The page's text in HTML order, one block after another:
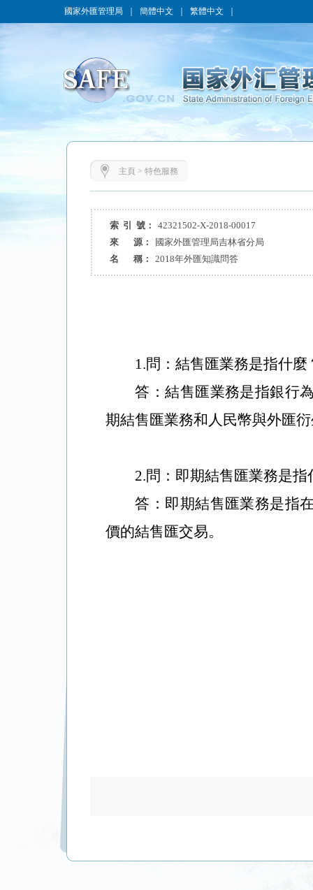
國家外匯管理局 簡體中文 繁體中文
主頁 > 特色服務
索 引 號：
42321502-X-2018-00017
來 源：
國家外匯管理局吉林省分局
名 稱：
2018年外匯知識問答
1.問：結售匯業務是指什
答：結售匯業務是指銀行
期結售匯業務和人民幣與外匯
2.問：即期結售匯業務是
答：即期結售匯業務是指
價的結售匯交易。